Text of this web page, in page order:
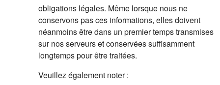
obligations légales. Même lorsque nous ne
conservons pas ces informations, elles doivent
néanmoins être dans un premier temps transmises
sur nos serveurs et conservées suffisamment
longtemps pour être traitées.
Veuillez également noter :